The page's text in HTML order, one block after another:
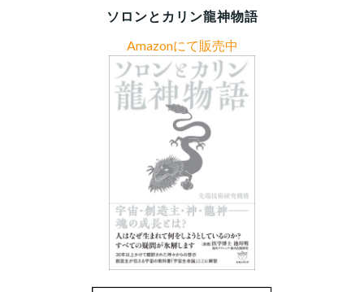
ソロンとカリン龍神物語
Amazonにて販売中